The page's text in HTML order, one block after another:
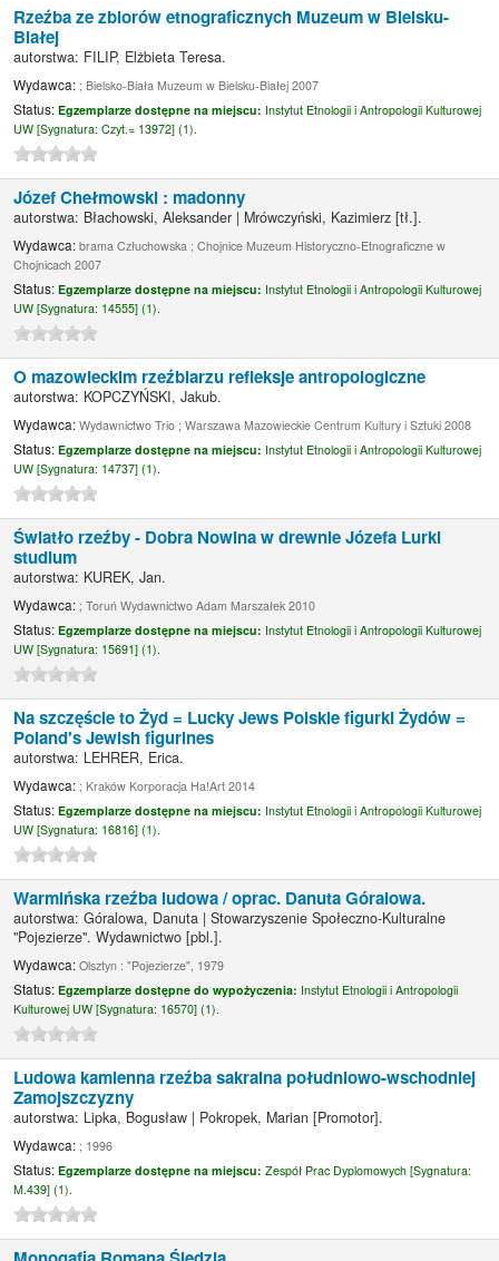
Rzeźba ze zbiorów etnograficznych Muzeum w Bielsku-
Białej
autorstwa: FILIP, Elżbieta Teresa.
Wydawca: ; Bielsko-Biała Muzeum w Bielsku-Białej 2007
Status:Egzemplarze dostępne na miejscu: Instytut Etnologii i Antropologii Kulturowej
UW [Sygnatura:Czyt.= 13972] (1).
Józef Chełmowski : madonny
autorstwa: Błachowski, Aleksander | Mrówczyński, Kazimierz [tł.].
Wydawca:brama Człuchowska ; Chojnice Muzeum Historyczno-Etnograficzne w
Chojnicach 2007
Status:Egzemplarze dostępne na miejscu: Instytut Etnologii i Antropologii Kulturowej
UW [Sygnatura: 14555] (1).
O mazowieckim rzeźbiarzu refleksje antropologiczne
autorstwa: KOPCZYŃSKI, Jakub.
Wydawca:Wydawnictwo Trio ; Warszawa Mazowieckie Centrum Kultury i Sztuki 2008
Status:Egzemplarze dostępne na miejscu: Instytut Etnologii i Antropologii Kulturowej
UW [Sygnatura: 14737] (1).
Światło rzeźby - Dobra Nowina w drewnie Józefa Lurki
studium
autorstwa: KUREK, Jan.
Wydawca: ; Toruń Wydawnictwo Adam Marszałek 2010
Status:Egzemplarze dostępne na miejscu: Instytut Etnologii i Antropologii Kulturowej
UW [Sygnatura: 15691] (1).
Na szczęście to Żyd = Lucky Jews Polskie figurki Żydów =
Poland's Jewish figurines
autorstwa: LEHRER, Erica.
Wydawca: ; Kraków Korporacja Ha!Art 2014
Status:Egzemplarze dostępne na miejscu: Instytut Etnologii i Antropologii Kulturowej
UW [Sygnatura: 16816] (1).
Warmińska rzeźba ludowa /oprac. Danuta Góralowa.
autorstwa:Góralowa, Danuta |Stowarzyszenie Społeczno-Kulturalne
"Pojezierze". Wydawnictwo [pbl.].
Wydawca:Olsztyn : "Pojezierze", 1979
Status:Egzemplarze dostępne do wypożyczenia: Instytut Etnologii i Antropologii
Kulturowej UW [Sygnatura: 16570] (1).
Ludowa kamienna rzeźba sakralna południowo-wschodniej
Zamojszczyzny
autorstwa: Lipka, Bogusław | Pokropek, Marian [Promotor].
Wydawca: ; 1996
Status:Egzemplarze dostępne na miejscu:Zespół Prac Dyplomowych [Sygnatura:
M.439] (1).